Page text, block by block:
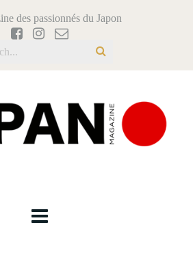
des passionnés du Japon